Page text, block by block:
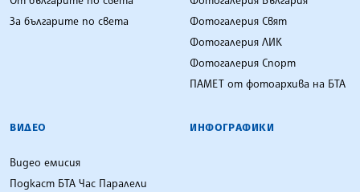
За българите по света
Фотогалерия Свят
Фотогалерия ЛИК
Фотогалерия Спорт
ПАМЕТ от фотоархива на БТА
ВИДЕО
Видео емисия
Подкаст БТА Час Паралели
ИНФОГРАФИКИ